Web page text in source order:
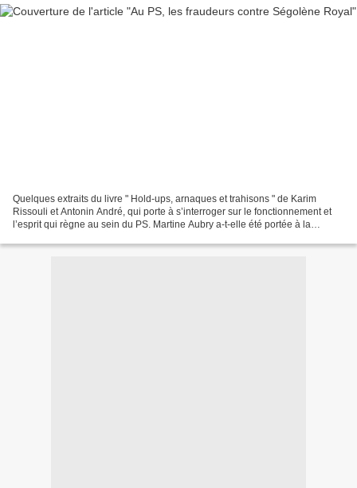
Quelques extraits du livre " Hold-ups, arnaques et trahisons " de Karim
Rissouli et Antonin André, qui porte à s’interroger sur le fonctionnement et
l’esprit qui règne au sein du PS. Martine Aubry a-t-elle été portée à la